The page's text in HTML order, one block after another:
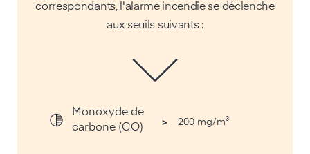
correspondants, l'alarme incendie se déclenche
aux seuils suivants :
Monoxyde de
carbone (CO)
> 200 mg/m³